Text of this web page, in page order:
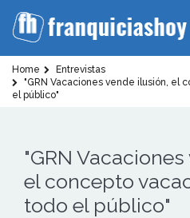
Home
Entrevistas
"GRN Vacaciones vende ilusión, el
el público"
"GRN
el concepto
todo el público"